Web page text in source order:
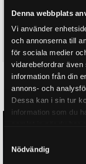
Denna webbplats
Vi använder
och annonserna till
för sociala medier
vidarebefordrar även
information från din
annons- och
Dessa kan i sin tur
information som du
Nödvändig
bromsok!
Framkit 400x36mm, 8-
49 995 KR
Lägg till i favoriter